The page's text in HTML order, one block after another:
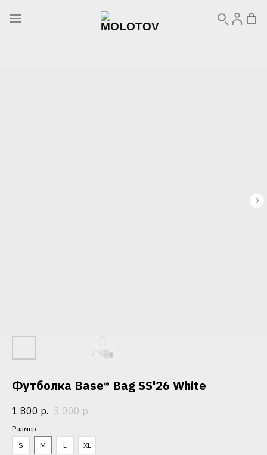
Футболка Base® Bag SS'26 White
1 800 р. 3 000 р.
Размер
S
M L XL